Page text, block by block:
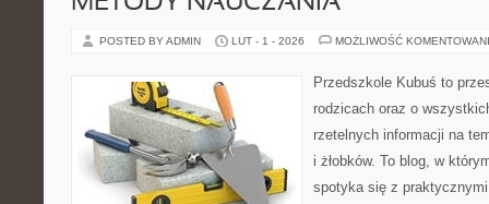
POSTED BY ADMIN LUT - 1 - 2026 MOŻLIWOŚĆ
Przedszkole Kubuś to
rodzicach oraz o
rzetelnych informacji na
i żłobków. To blog, w
spotyka się z